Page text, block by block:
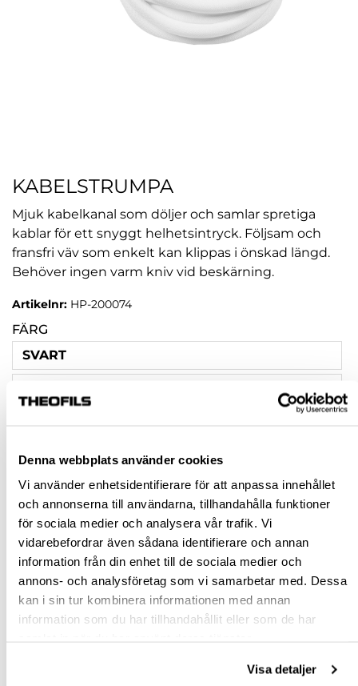
Denna webbplats använder cookies
Vi använder enhetsidentifierare för att anpassa innehållet
och annonserna till användarna, tillhandahålla funktioner
för sociala medier och analysera vår trafik. Vi
vidarebefordrar även sådana identifierare och annan
information från din enhet till de sociala medier och
annons- och analysföretag som vi samarbetar med. Dessa
kan i sin tur kombinera informationen med annan
information som du har tillhandahållit eller som de har
Visa detaljer
KABELSTRUMPA
Mjuk kabelkanal som döljer och samlar spretiga
kablar för ett snyggt helhetsintryck. Följsam och
fransfri väv som enkelt kan klippas i önskad längd.
Behöver ingen varm kniv vid beskärning.
Artikelnr: HP-200074
FÄRG
SVART
Rensa val
VÄLJ VARIANT
Snabba leveranser
Hämta i butik